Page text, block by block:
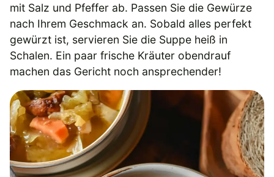
mit Salz und Pfeffer ab. Passen Sie die Gewürze
nach Ihrem Geschmack an. Sobald alles perfekt
gewürzt ist, servieren Sie die Suppe heiß in
Schalen. Ein paar frische Kräuter obendrauf
machen das Gericht noch ansprechender!